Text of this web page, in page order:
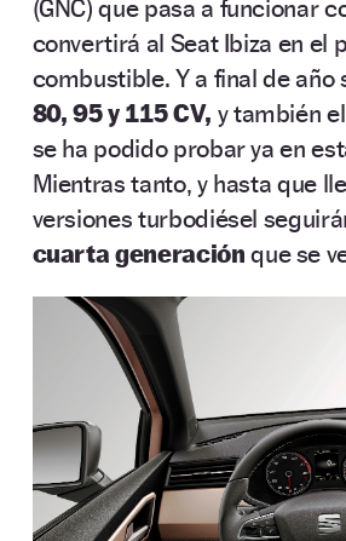
(GNC) que pasa a funcionar
convertirá al Seat Ibiza en
combustible. Y a final de año
80, 95 y 115 CV, y también
se ha podido probar ya en
Mientras tanto, y hasta que
versiones turbodiésel
cuarta generación que se